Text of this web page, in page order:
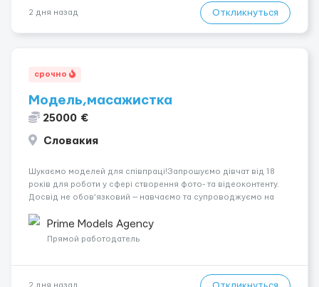
2 дня назад Откликнуться
срочно
Модель,масажистка
25000 €
Словакия
Шукаємо моделей для співпраці!Запрошуємо дівчат від 18
років для роботи у сфері створення фото- та відеоконтенту.
Досвід не обов’язковий — навчаємо та супроводжуємо на
конфіденційність і професійну підтримку. Працюємо офіційно,
поважаємо особ...
Prime Models Agency
Прямой работодатель
2 дня назад